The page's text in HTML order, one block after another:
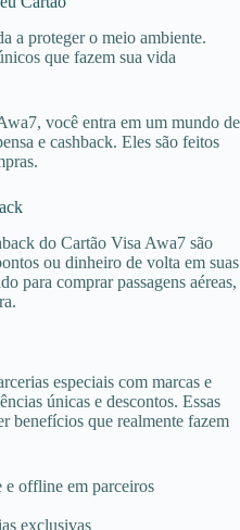
a proteger o meio ambiente.
que fazem sua vida
você entra em um mundo de
e cashback. Eles são feitos
do Cartão Visa Awa7 são
ou dinheiro de volta em suas
para comprar passagens aéreas,
especiais com marcas e
únicas e descontos. Essas
benefícios que realmente fazem
e offline em parceiros
exclusivas